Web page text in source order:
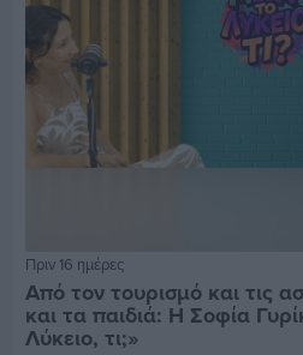
Πριν 16 ημέρες
Από τον τουρισμό και τις
και τα παιδιά: Η Σοφία
Λύκειο, τι;»